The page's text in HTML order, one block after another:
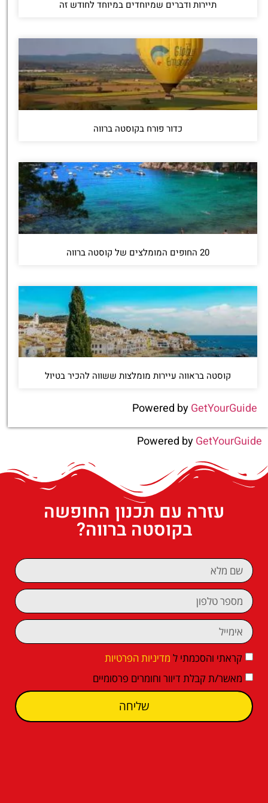
תיירות ודברים שמיוחדים במיוחד לחודש זה
כדור פורח בקוסטה ברווה
20 החופים המומלצים של קוסטה ברווה
קוסטה בראווה עיירות מומלצות ששווה להכיר בטיול
Powered byGetYourGuide
Powered byGetYourGuide
עזרה עם תכנון החופשה
בקוסטה ברווה?
קראתי והסכמתי ל מדיניות הפרטיות
מאשר/ת קבלת דיוור וחומרים פרסומיים
שליחה